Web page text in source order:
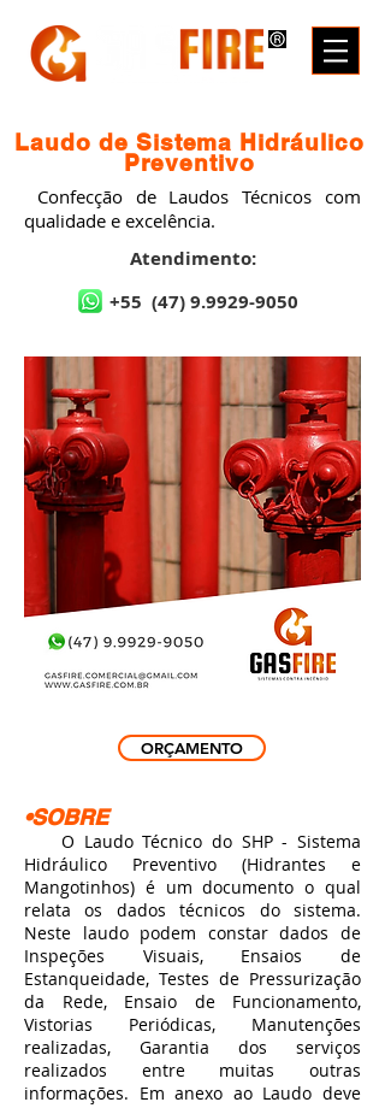
Laudo de Sistema Hidráulico
Preventivo
Confecção de Laudos Técnicos com
qualidade e excelência.
Atendimento:
+55 (47) 9.9929-9050
ORÇAMENTO
•SOBRE
O Laudo Técnico do SHP - Sistema
Hidráulico Preventivo (Hidrantes e
Mangotinhos) é um documento o qual
relata os dados técnicos do sistema.
Neste laudo podem constar dados de
Inspeções Visuais, Ensaios de
Estanqueidade, Testes de Pressurização
da Rede, Ensaio de Funcionamento,
Vistorias Periódicas, Manutenções
realizadas, Garantia dos serviços
realizados entre muitas outras
informações. Em anexo ao Laudo deve